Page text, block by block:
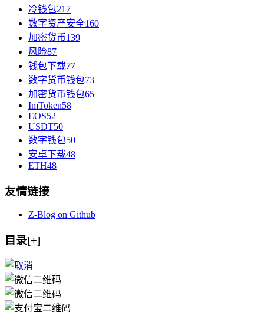
冷钱包217
数字资产安全160
加密货币139
风险87
钱包下载77
数字货币钱包73
加密货币钱包65
ImToken58
EOS52
USDT50
数字钱包50
安卓下载48
ETH48
友情链接
Z-Blog on Github
目录[+]